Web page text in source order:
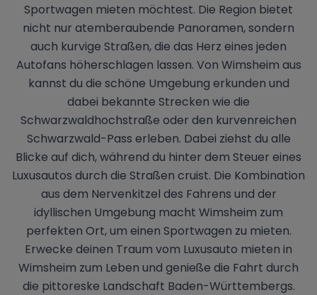
Sportwagen mieten möchtest. Die Region bietet
nicht nur atemberaubende Panoramen, sondern
auch kurvige Straßen, die das Herz eines jeden
Autofans höherschlagen lassen. Von Wimsheim aus
kannst du die schöne Umgebung erkunden und
dabei bekannte Strecken wie die
Schwarzwaldhochstraße oder den kurvenreichen
Schwarzwald-Pass erleben. Dabei ziehst du alle
Blicke auf dich, während du hinter dem Steuer eines
Luxusautos durch die Straßen cruist. Die Kombination
aus dem Nervenkitzel des Fahrens und der
idyllischen Umgebung macht Wimsheim zum
perfekten Ort, um einen Sportwagen zu mieten.
Erwecke deinen Traum vom Luxusauto mieten in
Wimsheim zum Leben und genieße die Fahrt durch
die pittoreske Landschaft Baden-Württembergs.